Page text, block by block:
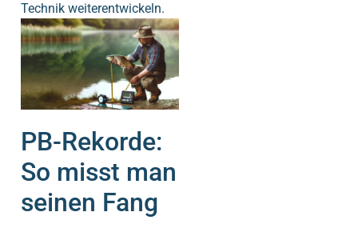
Technik weiterentwickeln.
PB-Rekorde:
So misst man
seinen Fang